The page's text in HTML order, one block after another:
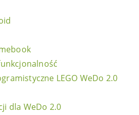
LEGO WeDo 2.0
dla WeDo 2.0